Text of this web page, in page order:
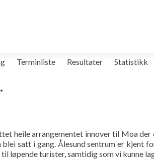
Terminliste Resultater Statistikk
heile arrangementet innover til Moa
satt i gang. Ålesund sentrum er kjent
løpende turister, samtidig som vi kunne